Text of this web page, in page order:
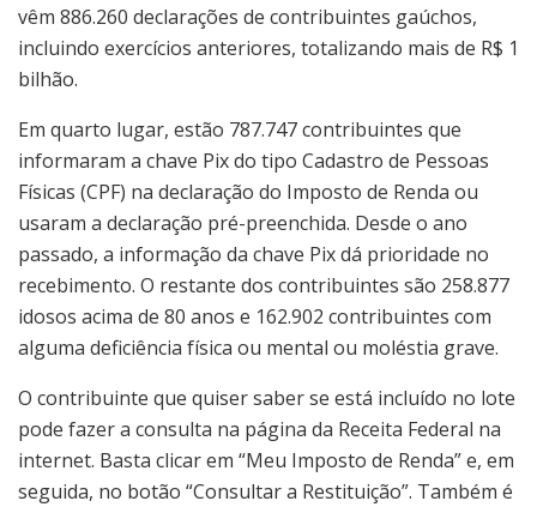
vêm 886.260 declarações de contribuintes gaúchos,
incluindo exercícios anteriores, totalizando mais de R$ 1
bilhão.
Em quarto lugar, estão 787.747 contribuintes que
informaram a chave Pix do tipo Cadastro de Pessoas
Físicas (CPF) na declaração do Imposto de Renda ou
usaram a declaração pré-preenchida. Desde o ano
passado, a informação da chave Pix dá prioridade no
recebimento. O restante dos contribuintes são 258.877
idosos acima de 80 anos e 162.902 contribuintes com
alguma deficiência física ou mental ou moléstia grave.
O contribuinte que quiser saber se está incluído no lote
pode fazer a consulta na página da Receita Federal na
internet. Basta clicar em “Meu Imposto de Renda” e, em
seguida, no botão “Consultar a Restituição”. Também é